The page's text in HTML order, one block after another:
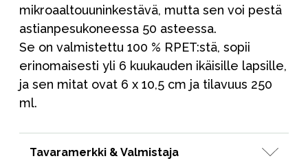
mikroaaltouuninkestävä, mutta sen voi pestä
astianpesukoneessa 50 asteessa.
Se on valmistettu 100 % RPET:stä, sopii
erinomaisesti yli 6 kuukauden ikäisille lapsille,
ja sen mitat ovat 6 x 10,5 cm ja tilavuus 250
ml.
Tavaramerkki & Valmistaja